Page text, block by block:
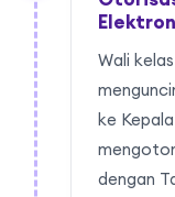
Wali
ke
dengan